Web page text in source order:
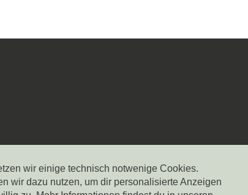
wir einige technisch notwenige Cookies.
wir dazu nutzen, um dir personalisierte Anzeigen